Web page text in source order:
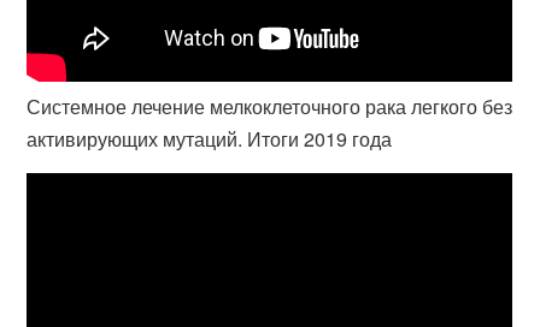
Системное лечение мелкоклеточного рака легкого без
активирующих мутаций. Итоги 2019 года